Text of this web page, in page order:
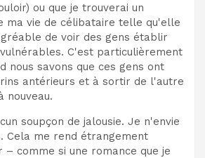
ou que je trouverai un
ma vie de célibataire telle qu'elle
de voir des gens établir
C'est particulièrement
nous savons que ces gens ont
antérieurs et à sortir de l'autre
nouveau.
soupçon de jalousie. Je n'envie
Cela me rend étrangement
comme si une romance que je